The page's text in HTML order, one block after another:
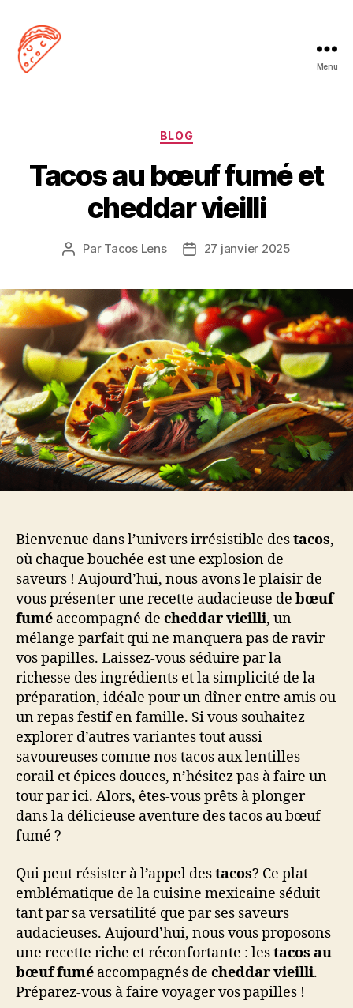
Menu
Catégories
BLOG
Tacos au bœuf fumé et
cheddar vieilli
Auteur
Par Tacos Lens
Date27 janvier 2025
Bienvenue dans l’univers irrésistible destacos,
où chaque bouchée est une explosion de
saveurs ! Aujourd’hui, nous avons le plaisir de
vous présenter une recette audacieuse de bœuf
fumé accompagné de cheddar vieilli, un
mélange parfait qui ne manquera pas de ravir
vos papilles. Laissez-vous séduire par la
richesse des ingrédients et la simplicité de la
préparation, idéale pour un dîner entre amis ou
un repas festif en famille. Si vous souhaitez
explorer d’autres variantes tout aussi
savoureuses comme nos tacos aux lentilles
corail et épices douces, n’hésitez pas à faire un
tour par ici. Alors, êtes-vous prêts à plonger
dans la délicieuse aventure des tacos au bœuf
fumé ?
Qui peut résister à l’appel destacos? Ce plat
emblématique de la cuisine mexicaine séduit
tant par sa versatilité que par ses saveurs
audacieuses. Aujourd’hui, nous vous proposons
une recette riche et réconfortante : lestacos au
bœuf fumé accompagnés de cheddar vieilli.
Préparez-vous à faire voyager vos papilles !